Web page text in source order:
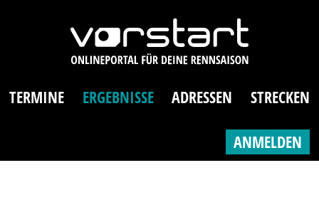
TERMINE ERGEBNISSE ADRESSEN STRECKEN
ANMELDEN